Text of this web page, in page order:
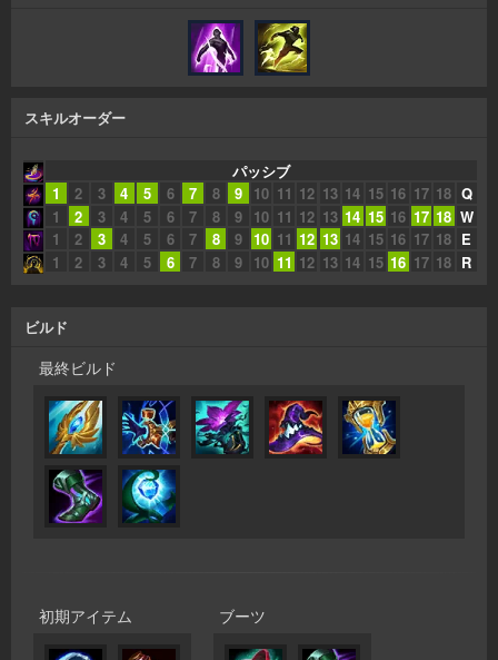
スキルオーダー
パッシブ
1
2 3 4 5 6 7 8 9 10 11 12 13 14 15 16 17 18 Q
1
2 3 4 5 6 7 8 9 10 11 12 13 14 15 16 17 18 W
1
2 3 4 5 6 7 8 9 10 11 12 13 14 15 16 17 18 E
1
2 3 4 5 6 7 8 9 10 11 12 13 14 15 16 17 18 R
ビルド
最終ビルド
初期アイテム ブーツ